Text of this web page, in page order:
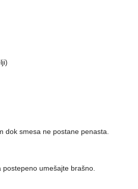
dok smesa ne postane penasta.
umešajte brašno.